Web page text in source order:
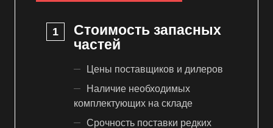
Стоимость запасных
частей
Цены поставщиков и дилеров
Наличие необходимых
комплектующих на складе
Срочность поставки редких